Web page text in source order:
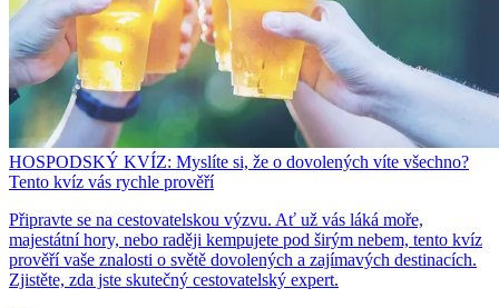
HOSPODSKÝ KVÍZ: Myslíte si, že o dovolených víte všechno?
Tento kvíz vás rychle prověří
Připravte se na cestovatelskou výzvu. Ať už vás láká moře,
majestátní hory, nebo raději kempujete pod širým nebem, tento kvíz
prověří vaše znalosti o světě dovolených a zajímavých destinacích.
Zjistěte, zda jste skutečný cestovatelský expert.